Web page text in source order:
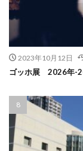
2023年10月12日
ゴッホ展 2026年-